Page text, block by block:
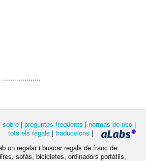
...................
sobre | preguntes freqüents | normas de uso |
tots els regals | traduccions |
on regalar i buscar regals de franc de
sofàs, bicicletes, ordinadors portàtils,